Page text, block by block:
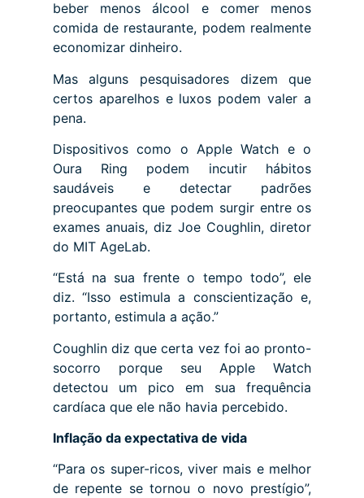
beber menos álcool e comer menos
comida de restaurante, podem realmente
economizar dinheiro.
Mas alguns pesquisadores dizem que
certos aparelhos e luxos podem valer a
pena.
Dispositivos como o Apple Watch e o
Oura Ring podem incutir hábitos
saudáveis ​​e detectar padrões
preocupantes que podem surgir entre os
exames anuais, diz Joe Coughlin, diretor
do MIT AgeLab.
“Está na sua frente o tempo todo”, ele
diz. “Isso estimula a conscientização e,
portanto, estimula a ação.”
Coughlin diz que certa vez foi ao pronto-
socorro porque seu Apple Watch
detectou um pico em sua frequência
cardíaca que ele não havia percebido.
Inflação da expectativa de vida
“Para os super-ricos, viver mais e melhor
de repente se tornou o novo prestígio”,